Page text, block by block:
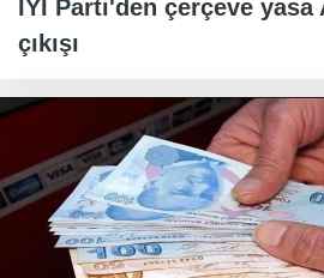
İYİ Parti'den çerçeve yasa
çıkışı